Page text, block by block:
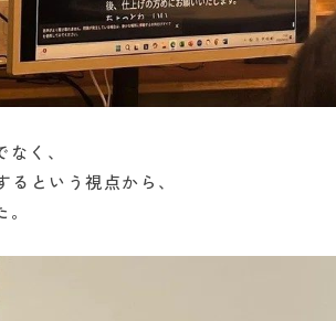
く、
という視点から、